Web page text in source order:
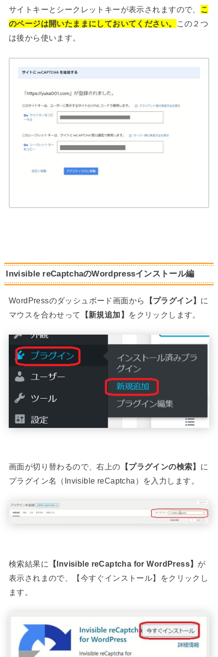
サイトキーとシークレットキーが表示されますので、
こ
のページは開いたままにしておいてください。
この２つ
は後から使います。
Invisible reCaptchaのWordpressインストール編
WordPressのダッシュボード画面から 【プラグイン】 に
マウスを合わせって
【新規追加】 をクリックします。
画面が切り替わるので、右上の 【プラグインの検索】 に
プラグイン名（Invisible reCaptcha）を入力します。
検索結果に 【Invisible reCaptcha for WordPress】 が
表示されまので、【今すぐインストール】をクリックし
ます。